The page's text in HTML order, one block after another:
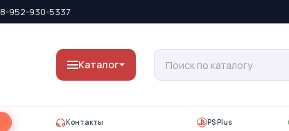
8-952-930-5337
Каталог
Контакты PS Plus